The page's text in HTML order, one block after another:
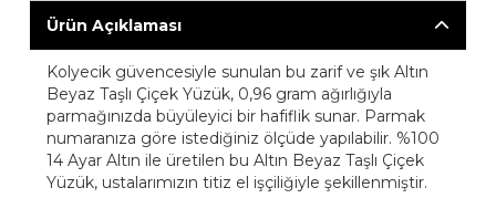
Ürün Açıklaması
Kolyecik güvencesiyle sunulan bu zarif ve şık Altın
Beyaz Taşlı Çiçek Yüzük, 0,96 gram ağırlığıyla
parmağınızda büyüleyici bir hafiflik sunar. Parmak
numaranıza göre istediğiniz ölçüde yapılabilir. %100
14 Ayar Altın ile üretilen bu Altın Beyaz Taşlı Çiçek
Yüzük, ustalarımızın titiz el işçiliğiyle şekillenmiştir.